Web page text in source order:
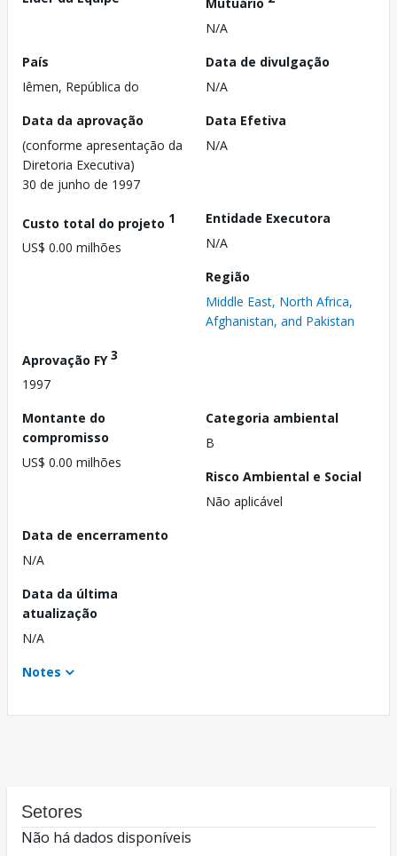
N/A
País
Iêmen, República do
Data de divulgação
N/A
Data da aprovação
(conforme apresentação da
Diretoria Executiva)
30 de junho de 1997
Data Efetiva
N/A
Custo total do projeto 1
US$ 0.00 milhões
Entidade Executora
N/A
Região
Middle East, North Africa,
Afghanistan, and Pakistan
Aprovação FY3
1997
Montante do
compromisso
US$ 0.00 milhões
Categoria ambiental
B
Risco Ambiental e Social
Não aplicável
Data de encerramento
N/A
Data da última
atualização
N/A
Notes
Setores
Não há dados disponíveis